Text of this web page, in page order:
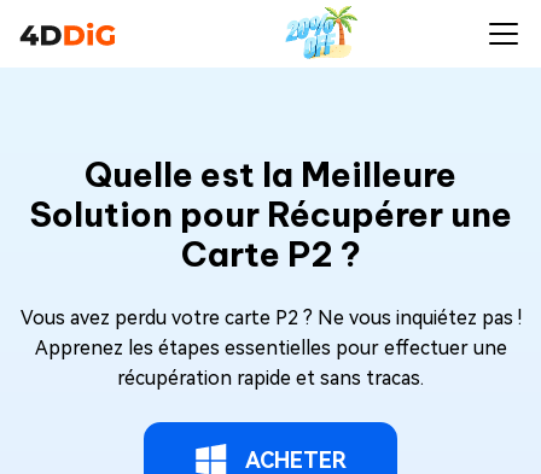
Quelle est la Meilleure
Solution pour Récupérer une
Carte P2 ?
Vous avez perdu votre carte P2 ? Ne vous inquiétez pas !
Apprenez les étapes essentielles pour effectuer une
récupération rapide et sans tracas.
ACHETER